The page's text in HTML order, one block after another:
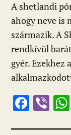
A shetlandi
ahogy neve is
származik. A
rendkívül
gyér. Ezekhez
F Vi